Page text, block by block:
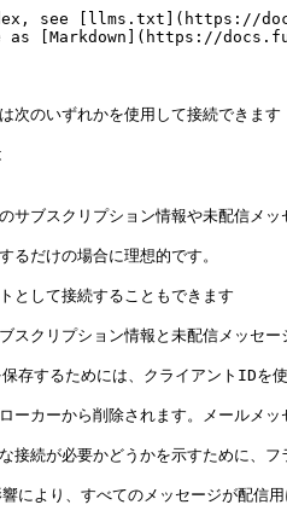
see [llms.txt](https://
[Markdown](https://
次のいずれかを使用して接続できます
ブスクリプション情報や未配信メッ
るだけの場合に理想的です。
として接続することもできます
クリプション情報と未配信メッセー
存するためには、クライアントIDを使
カーから削除されます。メールメッ
接続が必要かどうかを示すために
より、すべてのメッセージが配信